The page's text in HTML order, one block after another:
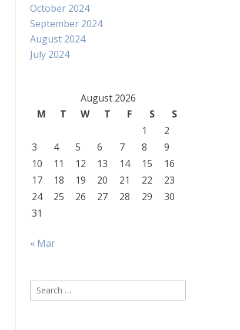
October 2024
September 2024
August 2024
July 2024
August 2026
M
T W T F S
S
1
2
3
4 5 6 7 8
9
10
11 12 13 14 15
16
17
18 19 20 21 22
23
24
25 26 27 28 29
30
31
« Mar
Search
for: